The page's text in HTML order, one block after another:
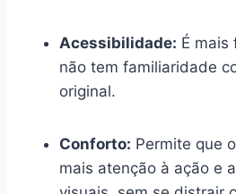
Acessibilidade: É mais
não tem familiaridade
original.
Conforto: Permite que
mais atenção à ação e